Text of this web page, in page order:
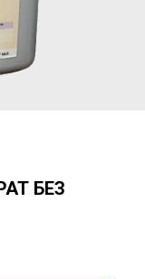
БЕЗ